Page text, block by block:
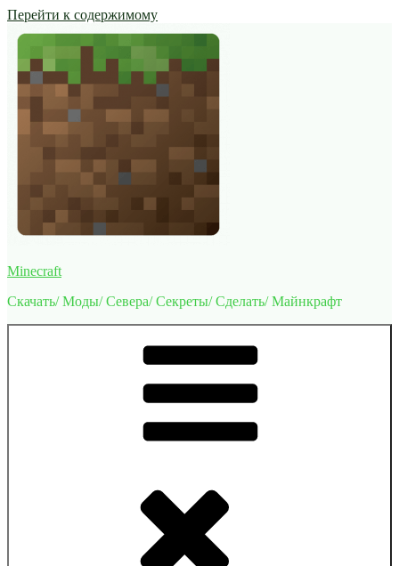
Перейти к содержимому
Minecraft
Скачать/ Моды/ Севера/ Секреты/ Сделать/ Майнкрафт